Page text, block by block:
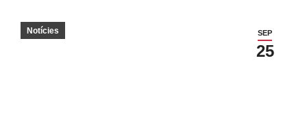
SEP
25
Notícies